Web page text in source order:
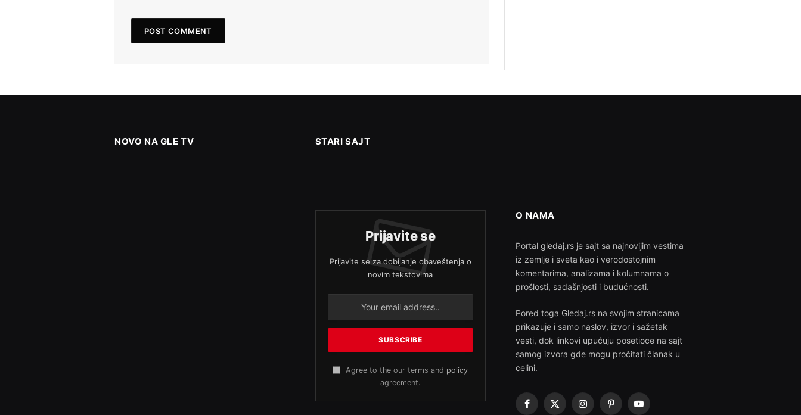
NOVO NA GLE TV STARI SAJT
Prijavite se
Prijavite se za dobijanje obaveštenja o
novim tekstovima
Agree to the our terms and policy
agreement.
O NAMA
Portal gledaj.rs je sajt sa najnovijim vestima
iz zemlje i sveta kao i verodostojnim
komentarima, analizama i kolumnama o
prošlosti, sadašnjosti i budućnosti.
Pored toga Gledaj.rs na svojim stranicama
prikazuje i samo naslov, izvor i sažetak
vesti, dok linkovi upućuju posetioce na sajt
samog izvora gde mogu pročitati članak u
celini.
Facebook
X InstagramPinterestYouTube